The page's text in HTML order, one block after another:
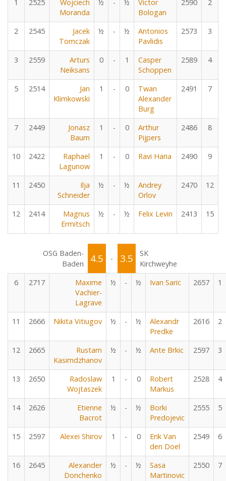
1 2525
Wojciech
Moranda
½ - ½
Victor
Bologan
2590 2
2 2545
Jacek
Tomczak
½ - ½
Antonios
Pavlidis
2573 3
3 2559
Arturs
Neiksans
0 - 1
Casper
Schoppen
2589 4
5 2514
Jan
Klimkowski
1 - 0
Twan
Alexander
Burg
2491 7
7 2449
Jonasz
Baum
1 - 0
Arthur
Pijpers
2486 8
10 2422
Raphael
Lagunow
1 - 0 Ravi Haria 2490 9
11 2450
Ilja
Schneider
½ - ½
Andrey
Orlov
2470 12
12 2414
Magnus
Ermitsch
½ - ½ Felix Levin 2413 15
OSG Baden-
Baden
4.5 - 3.5
SK
Kirchweyhe
6
2717
Maxime
Vachier-
Lagrave
½ - ½ Ivan Saric 2657 1
11 2666 Nikita Vitiugov ½ - ½
Alexandr
Predke
2616 2
12 2665
Rustam
Kasimdzhanov
½ - ½ Ante Brkic 2597 3
13 2650
Radoslaw
Wojtaszek
1 - 0
Robert
Markus
2528 4
14 2626
Etienne
Bacrot
½ - ½
Borki
Predojevic
2555 5
15 2597 Alexei Shirov 1 - 0
Erik Van
den Doel
2549 6
16 2645
Alexander
Donchenko
½ - ½
Sasa
Martinovic
2550 7